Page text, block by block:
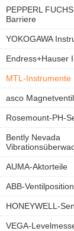
PEPPERL
Barriere
YOKOGAWA
Endress+Hauser
MTL-Instrumente
asco Magnetventil
Rosemount-PH-
Bently Nevada
AUMA-Aktorteile
ABB-
HONEYWELL-
VEGA-